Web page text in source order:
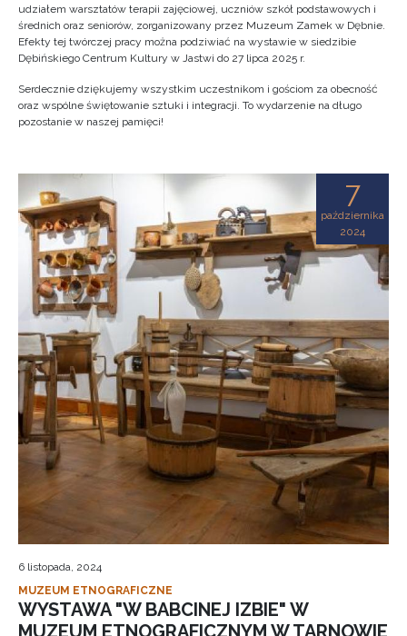
udziałem warsztatów terapii zajęciowej, uczniów szkół podstawowych i
średnich oraz seniorów, zorganizowany przez Muzeum Zamek w Dębnie.
Efekty tej twórczej pracy można podziwiać na wystawie w siedzibie
Dębińskiego Centrum Kultury w Jastwi do 27 lipca 2025 r.
Serdecznie dziękujemy wszystkim uczestnikom i gościom za obecność
oraz wspólne świętowanie sztuki i integracji. To wydarzenie na długo
pozostanie w naszej pamięci!
7
października
2024
6 listopada, 2024
MUZEUM ETNOGRAFICZNE
WYSTAWA "W BABCINEJ IZBIE" W
MUZEUM ETNOGRAFICZNYM W TARNOWIE